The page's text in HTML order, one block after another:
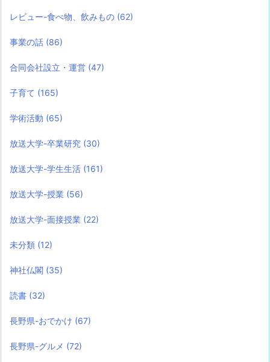
レビュー-食べ物、飲みもの (62)
事業の話 (86)
合同会社設立・運営 (47)
子育て (165)
学術活動 (65)
放送大学-卒業研究 (30)
放送大学-学生生活 (161)
放送大学-授業 (56)
放送大学-面接授業 (22)
未分類 (12)
神社仏閣 (35)
読書 (32)
長野県-おでかけ (67)
長野県-グルメ (72)